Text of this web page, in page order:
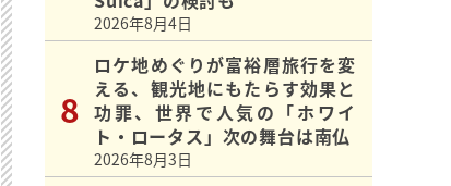
2026年8月4日
ロケ地めぐりが富裕層旅行を変
える、観光地にもたらす効果と
功罪、世界で人気の「ホワイ
ト・ロータス」次の舞台は南仏
2026年8月3日